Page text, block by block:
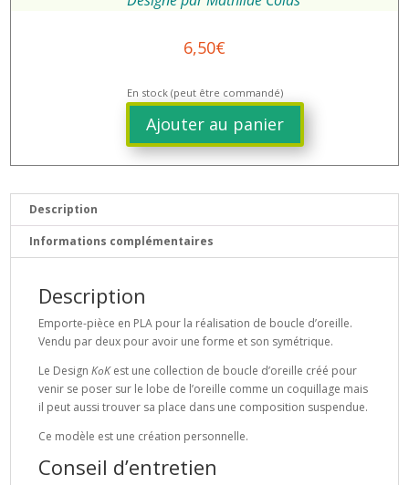
6,50€
En stock (peut être commandé)
quantité
Emporte-
d'oreille
KoK
-
D
Ajouter au panier
Description
Informations complémentaires
Description
Emporte-pièce en PLA pour la réalisation de boucle d’oreille.
Vendu par deux pour avoir une forme et son symétrique.
Le DesignKoKest une collection de boucle d’oreille créé pour
venir se poser sur le lobe de l’oreille comme un coquillage mais
il peut aussi trouver sa place dans une composition suspendue.
Ce modèle est une création personnelle.
Conseil d’entretien